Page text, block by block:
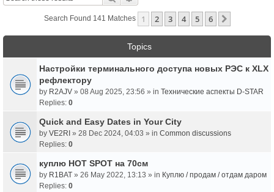
Search Found 141 Matches 1 2 3 4 5 6
Topics
Настройки терминального доступа новых РЭС к XLX
рефлектору
by R2AJV » 08 Aug 2025, 23:56 » in Технические аспекты D-STAR
Replies: 0
Quick and Easy Dates in Your City
by VE2RI » 28 Dec 2024, 04:03 » in Common discussions
Replies: 0
куплю HOT SPOT на 70см
by R1BAT » 26 May 2022, 13:13 » in Куплю / продам / отдам даром
Replies: 0